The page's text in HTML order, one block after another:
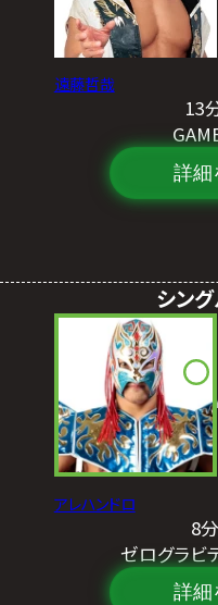
遠藤哲哉
13
詳細
シン
アレハンドロ
8
ゼログラビ
詳細